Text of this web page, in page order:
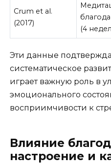
Crum et al.
(2017)
(4
Эти данные
систематическое
играет важную роль в
эмоционального
восприимчивости к
Влияние
настроение и